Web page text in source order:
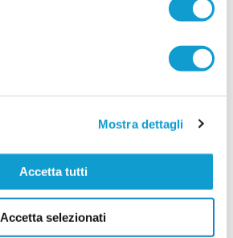
Mostra dettagli
Accetta tutti
Accetta selezionati